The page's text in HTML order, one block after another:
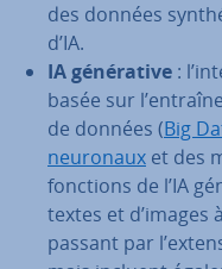
des données
d’IA.
IA gé­né­ra­tive :
basée sur
de données (Big
neuronaux et des
fonctions de l’IA
textes et d’images
passant par